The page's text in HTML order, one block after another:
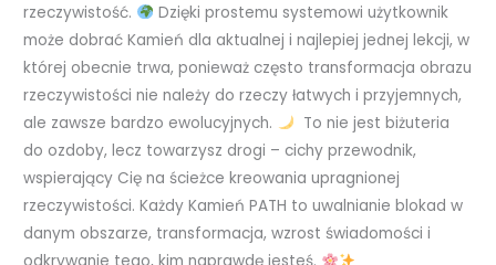
rzeczywistość.
Dzięki prostemu systemowi użytkownik
może dobrać Kamień dla aktualnej i najlepiej jednej lekcji, w
której obecnie trwa, ponieważ często transformacja obrazu
rzeczywistości nie należy do rzeczy łatwych i przyjemnych,
ale zawsze bardzo ewolucyjnych.
To nie jest biżuteria
do ozdoby, lecz towarzysz drogi – cichy przewodnik,
wspierający Cię na ścieżce kreowania upragnionej
rzeczywistości. Każdy Kamień PATH to uwalnianie blokad w
danym obszarze, transformacja, wzrost świadomości i